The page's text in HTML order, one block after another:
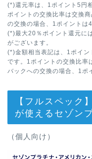
(*)還元率は、1ポイント5円
ポイントの交換比率は交換
の交換の場合、1ポイントは
(*)最大20％ポイント還元に
がございます。
(*)金額相当表記は、1ポイン
です。1ポイントの交換比率
バックへの交換の場合、1ポ
【フルスペック
が使えるセゾン
（個人向け）